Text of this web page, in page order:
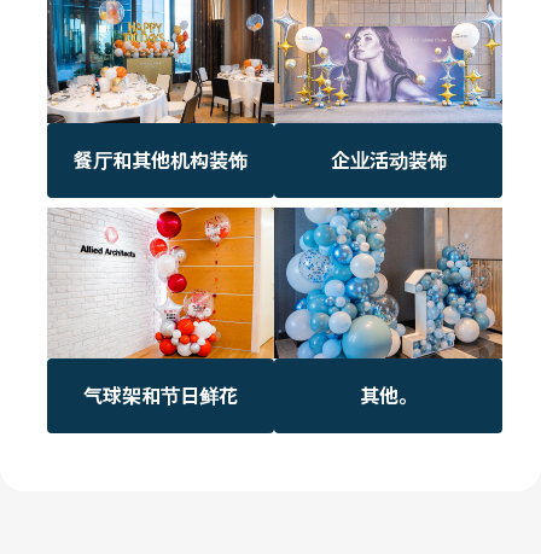
餐厅和其他机构装饰 企业活动装饰
气球架和节日鲜花 其他。